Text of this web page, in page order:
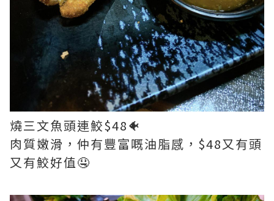
燒三文魚頭連鮫$48🐠
肉質嫩滑，仲有豐富嘅油脂感，$48又有頭
又有鮫好值🤤